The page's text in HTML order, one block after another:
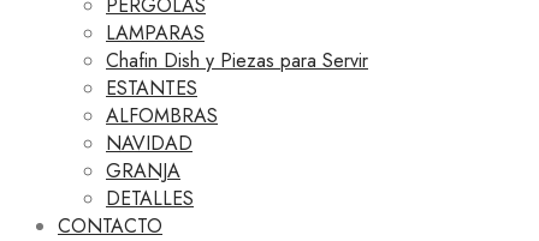
LAMPARAS
Chafin Dish y Piezas para Servir
ESTANTES
ALFOMBRAS
NAVIDAD
GRANJA
DETALLES
CONTACTO